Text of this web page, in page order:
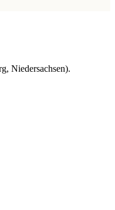
Niedersachsen).